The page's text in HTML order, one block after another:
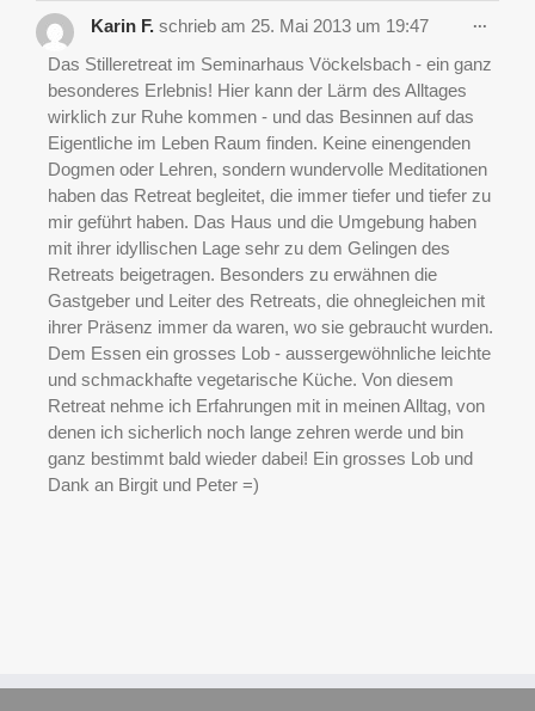
Karin F. schrieb am 25. Mai 2013 um 19:47
Das Stilleretreat im Seminarhaus Vöckelsbach - ein ganz
besonderes Erlebnis! Hier kann der Lärm des Alltages
wirklich zur Ruhe kommen - und das Besinnen auf das
Eigentliche im Leben Raum finden. Keine einengenden
Dogmen oder Lehren, sondern wundervolle Meditationen
haben das Retreat begleitet, die immer tiefer und tiefer zu
mir geführt haben. Das Haus und die Umgebung haben
mit ihrer idyllischen Lage sehr zu dem Gelingen des
Retreats beigetragen. Besonders zu erwähnen die
Gastgeber und Leiter des Retreats, die ohnegleichen mit
ihrer Präsenz immer da waren, wo sie gebraucht wurden.
Dem Essen ein grosses Lob - aussergewöhnliche leichte
und schmackhafte vegetarische Küche. Von diesem
Retreat nehme ich Erfahrungen mit in meinen Alltag, von
denen ich sicherlich noch lange zehren werde und bin
ganz bestimmt bald wieder dabei! Ein grosses Lob und
Dank an Birgit und Peter =)
...